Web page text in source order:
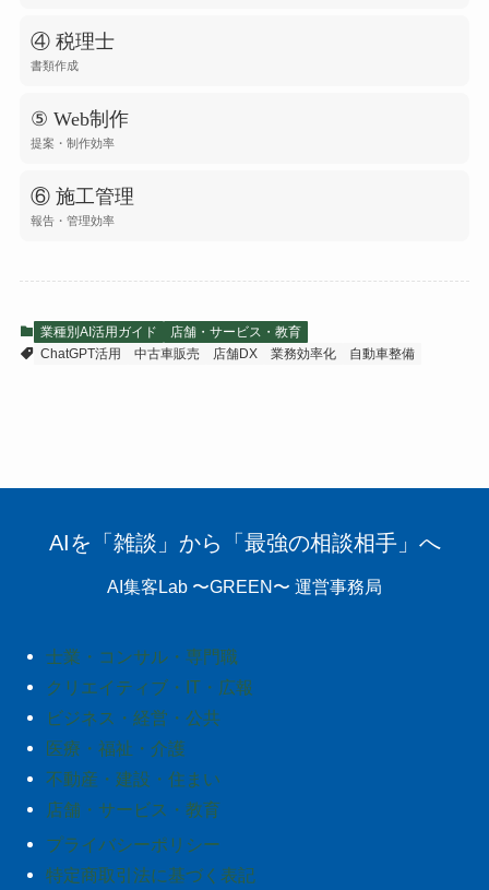
④ 税理士
書類作成
⑤ Web制作
提案・制作効率
⑥ 施工管理
報告・管理効率
業種別AI活用ガイド
店舗・サービス・教育
ChatGPT活用
中古車販売 店舗DX 業務効率化 自動車整備
AIを「雑談」から「最強の相談相手」へ
AI集客Lab 〜GREEN〜 運営事務局
士業・コンサル・専門職
クリエイティブ・IT・広報
ビジネス・経営・公共
医療・福祉・介護
不動産・建設・住まい
店舗・サービス・教育
プライバシーポリシー
特定商取引法に基づく表記